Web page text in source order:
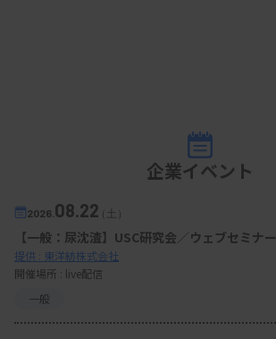
企業イベント
2026. 08.22（土）
【一般：尿沈渣】USC研究会／ウェブセミナー
提供 : 東洋紡株式会社
開催場所 : live配信
一般